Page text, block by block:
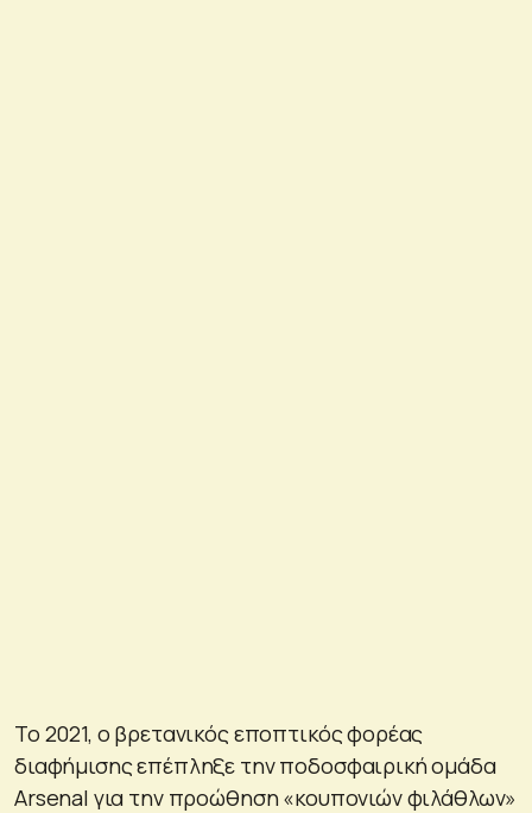
Το 2021, ο βρετανικός εποπτικός φορέας
διαφήμισης επέπληξε την ποδοσφαιρική ομάδα
Arsenal για την προώθηση «κουπονιών φιλάθλων»